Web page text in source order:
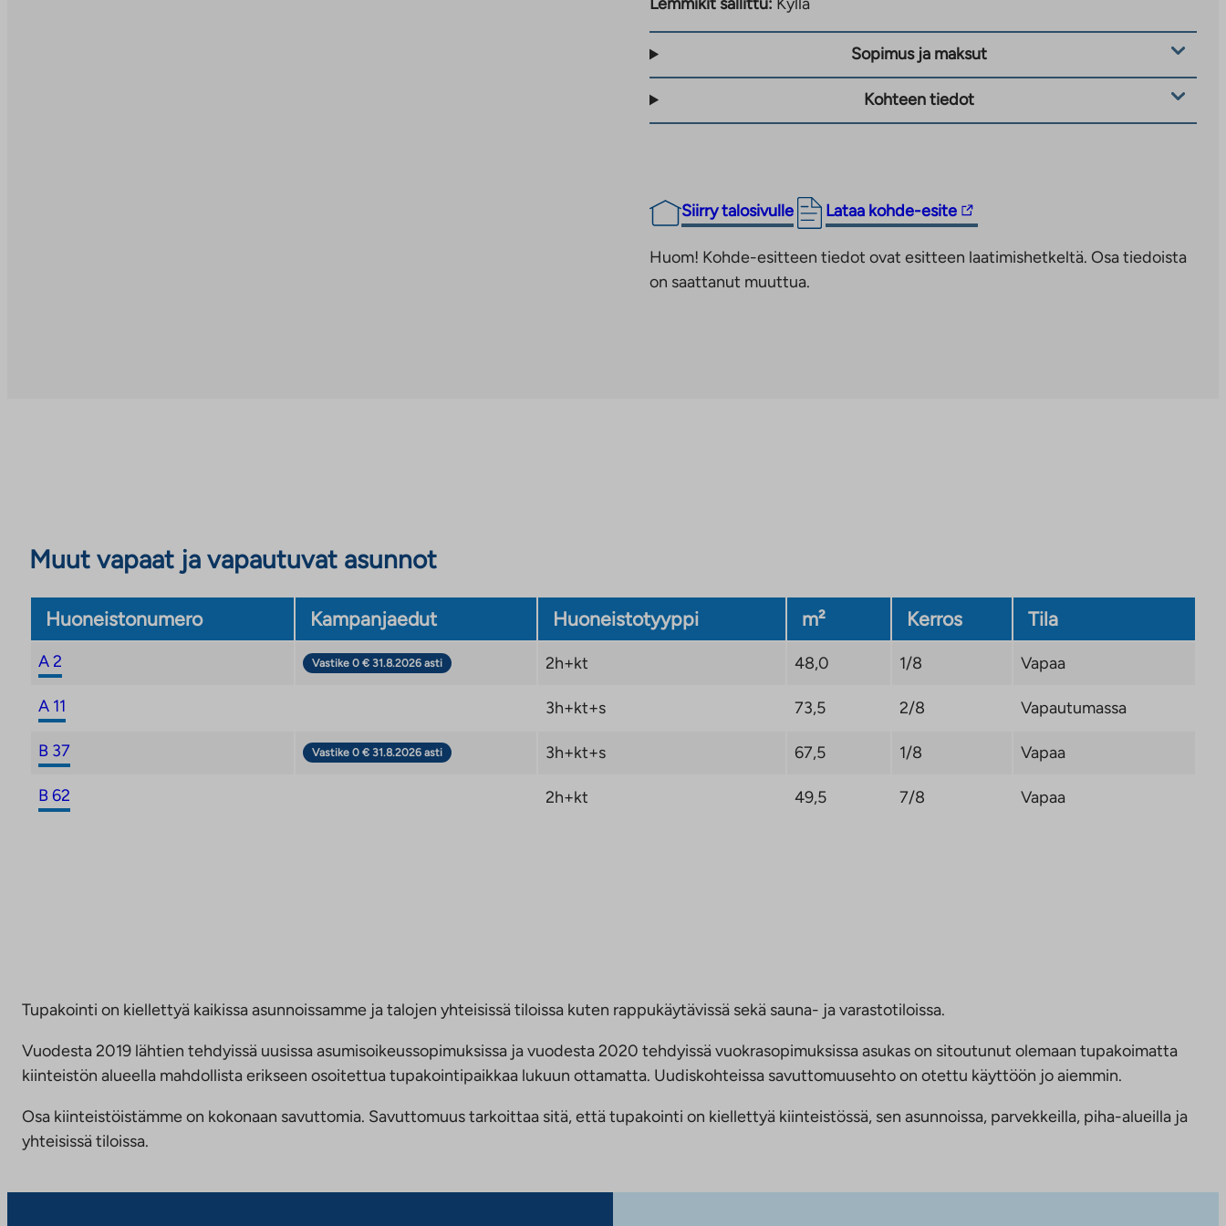
Sopimus ja maksut
Kohteen tiedot
Siirry talosivulle Lataa kohde-esite
Linkki
vie
ulkopuoliseen
Huom! Kohde-esitteen tiedot ovat esitteen laatimishetkeltä. Osa tiedoista
on saattanut muuttua.
Muut vapaat ja vapautuvat asunnot
Huoneistonumero Kampanjaedut Huoneistotyyppi m² Kerros Tila
A 2 Vastike 0 € 31.8.2026 asti 2h+kt 48,0 1/8 Vapaa
A 11 3h+kt+s 73,5 2/8 Vapautumassa
B 37 Vastike 0 € 31.8.2026 asti 3h+kt+s 67,5 1/8 Vapaa
B 62 2h+kt 49,5 7/8 Vapaa
Tupakointi on kiellettyä kaikissa asunnoissamme ja talojen yhteisissä tiloissa kuten rappukäytävissä sekä sauna- ja varastotiloissa.
Vuodesta 2019 lähtien tehdyissä uusissa asumisoikeussopimuksissa ja vuodesta 2020 tehdyissä vuokrasopimuksissa asukas on sitoutunut olemaan tupakoimatta
kiinteistön alueella mahdollista erikseen osoitettua tupakointipaikkaa lukuun ottamatta. Uudiskohteissa savuttomuusehto on otettu käyttöön jo aiemmin.
Osa kiinteistöistämme on kokonaan savuttomia. Savuttomuus tarkoittaa sitä, että tupakointi on kiellettyä kiinteistössä, sen asunnoissa, parvekkeilla, piha-alueilla ja
yhteisissä tiloissa.